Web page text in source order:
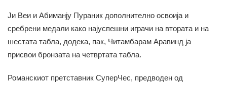
Ји Веи и Абиманју Пураник дополнително освоија и
сребрени медали како најуспешни играчи на втората и на
шестата табла, додека, пак, Читамбарам Аравинд ја
присвои бронзата на четвртата табла.
Романскиот претставник СуперЧес, предводен од